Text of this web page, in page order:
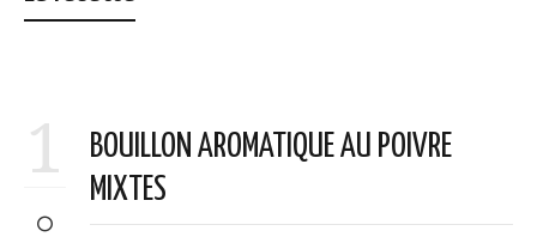
1
BOUILLON AROMATIQUE AU POIVRE
MIXTES